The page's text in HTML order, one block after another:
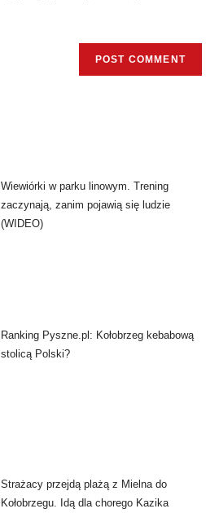
Wiewiórki w parku linowym. Trening
zaczynają, zanim pojawią się ludzie
(WIDEO)
Ranking Pyszne.pl: Kołobrzeg kebabową
stolicą Polski?
Strażacy przejdą plażą z Mielna do
Kołobrzegu. Idą dla chorego Kazika